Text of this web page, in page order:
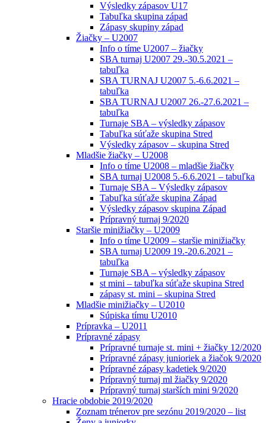
Výsledky zápasov U17
Tabuľka skupina západ
Zápasy skupiny západ
Žiačky – U2007
Info o tíme U2007 – žiačky
SBA turnaj U2007 29.-30.5.2021 –
tabuľka
SBA TURNAJ U2007 5.-6.6.2021 –
tabuľka
SBA TURNAJ U2007 26.-27.6.2021 –
tabuľka
Turnaje SBA – výsledky zápasov
Tabuľka súťaže skupina Stred
Výsledky zápasov – skupina Stred
Mladšie žiačky – U2008
Info o tíme U2008 – mladšie žiačky
SBA turnaj U2008 5.-6.6.2021 – tabuľka
Turnaje SBA – Výsledky zápasov
Tabuľka súťaže skupina Západ
Výsledky zápasov skupina Západ
Prípravný turnaj 9/2020
Staršie minižiačky – U2009
Info o tíme U2009 – staršie minižiačky
SBA turnaj U2009 19.-20.6.2021 –
tabuľka
Turnaje SBA – výsledky zápasov
st mini – tabuľka súťaže skupina Stred
zápasy st. mini – skupina Stred
Mladšie minižiačky – U2010
Súpiska tímu U2010
Prípravka – U2011
Prípravné zápasy
Prípravné turnaje st. mini + žiačky 12/2020
Prípravné zápasy junioriek a žiačok 9/2020
Prípravné zápasy kadetiek 9/2020
Prípravný turnaj ml žiačky 9/2020
Prípravný turnaj starších mini 9/2020
Hracie obdobie 2019/2020
Zoznam trénerov pre sezónu 2019/2020 – list